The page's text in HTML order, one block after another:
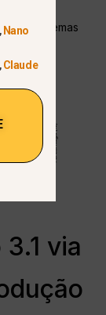
ter problemas
lá.
via
Nano
,Claude